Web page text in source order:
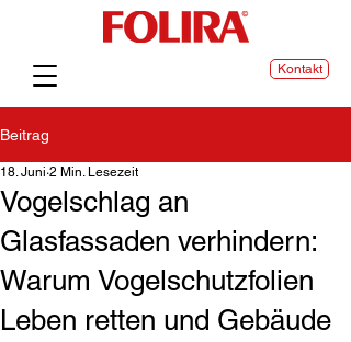
Kontakt
Beitrag
Vogelschlag an
Glasfassaden verhindern:
Warum Vogelschutzfolien
Leben retten und Gebäude
18. Juni 2 Min. Lesezeit